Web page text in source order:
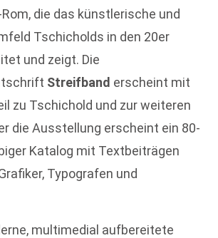
die das künstlerische und
Tschicholds in den 20er
und zeigt. Die
Streifband erscheint mit
zu Tschichold und zur weiteren
die Ausstellung erscheint ein 80-
Katalog mit Textbeiträgen
Typografen und
multimedial aufbereitete